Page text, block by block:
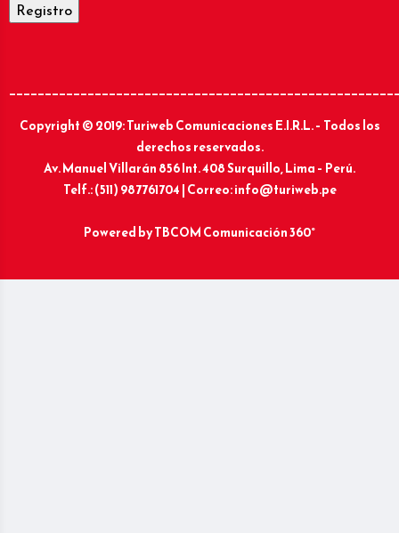
Copyright © 2019: Turiweb Comunicaciones E.I.R.L. – Todos los
derechos reservados.
Av. Manuel Villarán 856 Int. 408 Surquillo, Lima – Perú.
Telf.: (511) 987761704 | Correo: info@turiweb.pe
Powered byTBCOM Comunicación 360°